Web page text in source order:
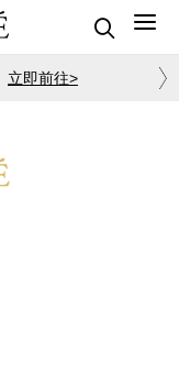
立即前往>